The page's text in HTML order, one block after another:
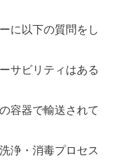
に以下の質問をし
サビリティはある
容器で輸送されて
浄・消毒プロセス